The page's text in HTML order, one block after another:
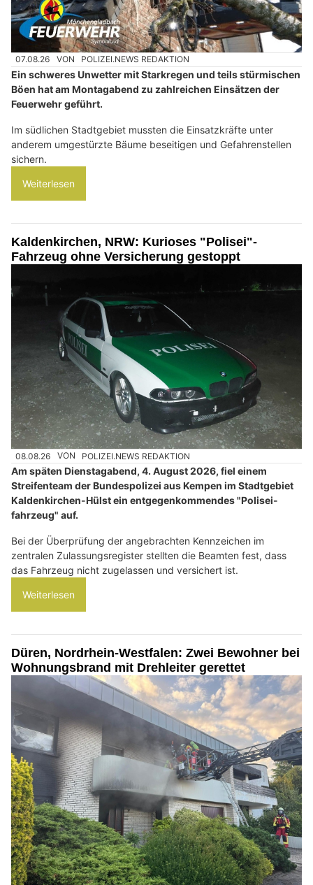
07.08.26 VON POLIZEI.NEWS REDAKTION
Ein schweres Unwetter mit Starkregen und teils stürmischen
Böen hat am Montagabend zu zahlreichen Einsätzen der
Feuerwehr geführt.
Im südlichen Stadtgebiet mussten die Einsatzkräfte unter
anderem umgestürzte Bäume beseitigen und Gefahrenstellen
sichern.
Weiterlesen
Kaldenkirchen, NRW: Kurioses "Polisei"-
Fahrzeug ohne Versicherung gestoppt
08.08.26 VON POLIZEI.NEWS REDAKTION
Am späten Dienstagabend, 4. August 2026, fiel einem
Streifenteam der Bundespolizei aus Kempen im Stadtgebiet
Kaldenkirchen-Hülst ein entgegenkommendes "Polisei-
fahrzeug" auf.
Bei der Überprüfung der angebrachten Kennzeichen im
zentralen Zulassungsregister stellten die Beamten fest, dass
das Fahrzeug nicht zugelassen und versichert ist.
Weiterlesen
Düren, Nordrhein-Westfalen: Zwei Bewohner bei
Wohnungsbrand mit Drehleiter gerettet